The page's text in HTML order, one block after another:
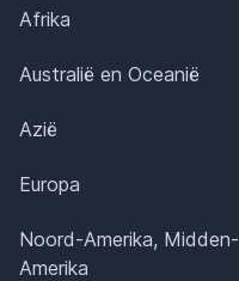
Afrika
Australië en Oceanië
Azië
Europa
Noord-Amerika, Midden-
Amerika